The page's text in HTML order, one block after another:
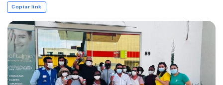
Copiar link